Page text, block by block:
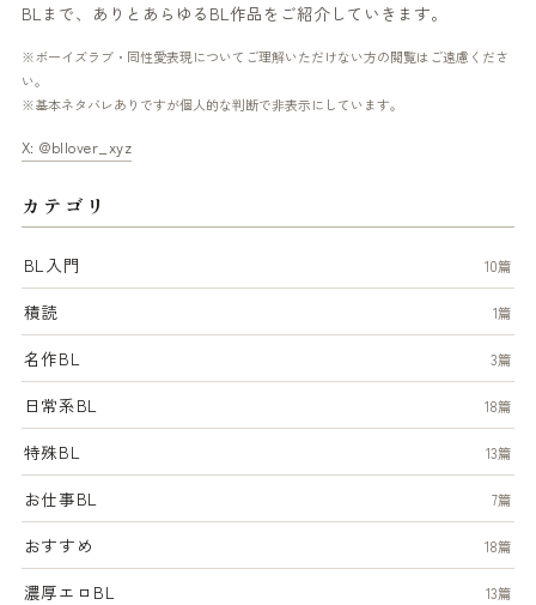
BLまで、ありとあらゆるBL作品をご紹介していきます。
※ボーイズラブ・同性愛表現についてご理解いただけない方の閲覧はご遠慮くださ
い。
※基本ネタバレありですが個人的な判断で非表示にしています。
X: @bllover_xyz
カテゴリ
BL入門 10篇
積読 1篇
名作BL 3篇
日常系BL 18篇
特殊BL 13篇
お仕事BL 7篇
おすすめ 18篇
濃厚エロBL 13篇